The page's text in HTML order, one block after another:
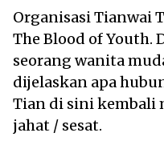
Organisasi Tianwai
The Blood of Youth.
seorang wanita
dijelaskan apa
Tian di sini kembali
jahat / sesat.